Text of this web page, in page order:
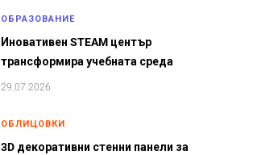
ОБРАЗОВАНИЕ
Иновативен STEAM център
трансформира учебната среда
29.07.2026
ОБЛИЦОВКИ
3D декоративни стенни панели за